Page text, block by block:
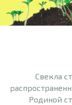
Свекла
Родиной